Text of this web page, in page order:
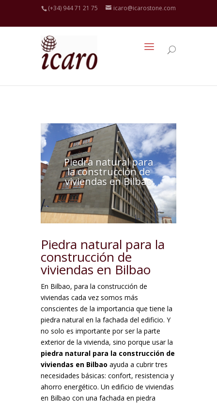
(+34) 944 71 21 75 icaro@icarostone.com
Piedra natural para
la construcción de
viviendas en Bilbao
Piedra natural para la
construcción de
viviendas en Bilbao
En Bilbao, para la construcción de
viviendas cada vez somos más
conscientes de la importancia que tiene la
piedra natural en la fachada del edificio. Y
no solo es importante por ser la parte
exterior de la vivienda, sino porque usar la
piedra natural para la construcción de
viviendas en Bilbao ayuda a cubrir tres
necesidades básicas: confort, resistencia y
ahorro energético. Un edificio de viviendas
en Bilbao con una fachada en piedra